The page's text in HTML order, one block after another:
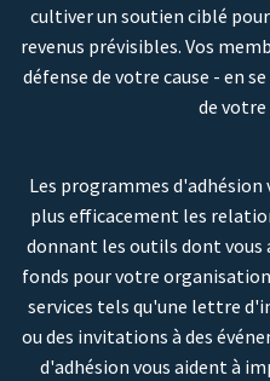
cultiver un soutien ciblé
revenus prévisibles. Vos
défense de votre cause - en
de
Les programmes
plus efficacement les
donnant les outils dont vous
fonds pour votre
services tels qu'une lettre
ou des invitations à des
d'adhésion vous aident à